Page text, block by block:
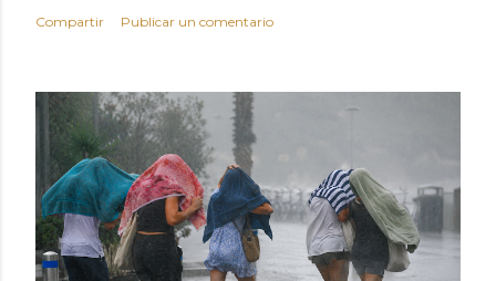
Compartir Publicar un comentario